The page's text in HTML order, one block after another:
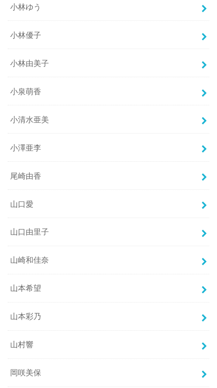
小林ゆう
小林優子
小林由美子
小泉萌香
小清水亜美
小澤亜李
尾崎由香
山口愛
山口由里子
山崎和佳奈
山本希望
山本彩乃
山村響
岡咲美保